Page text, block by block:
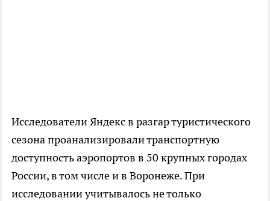
Исследователи Яндекс в разгар туристического
сезона проанализировали транспортную
доступность аэропортов в 50 крупных городах
России, в том числе и в Воронеже. При
исследовании учитывалось не только